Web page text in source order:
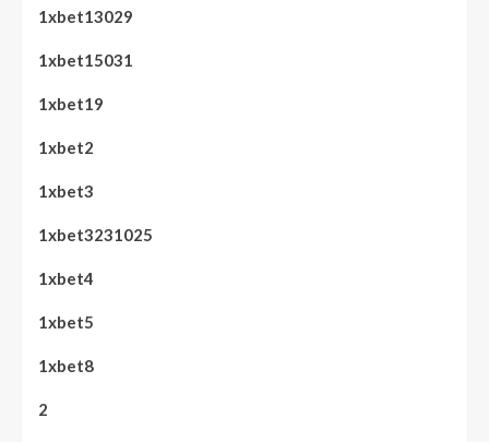
1xbet13029
1xbet15031
1xbet19
1xbet2
1xbet3
1xbet3231025
1xbet4
1xbet5
1xbet8
2